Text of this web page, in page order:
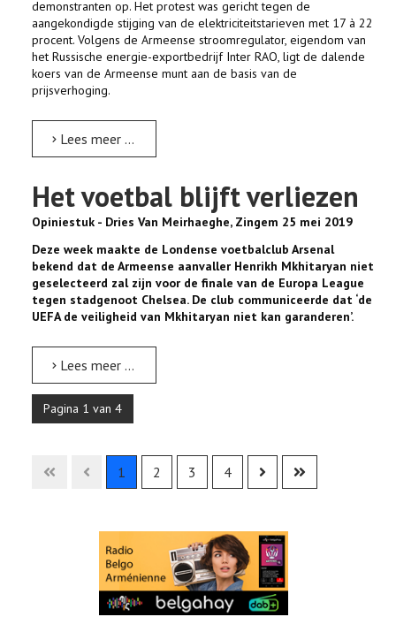
demonstranten op. Het protest was gericht tegen de
aangekondigde stijging van de elektriciteitstarieven met 17 à 22
procent. Volgens de Armeense stroomregulator, eigendom van
het Russische energie-exportbedrijf Inter RAO, ligt de dalende
koers van de Armeense munt aan de basis van de
prijsverhoging.
Lees meer …
Het voetbal blijft verliezen
Opiniestuk - Dries Van Meirhaeghe, Zingem 25 mei 2019
Deze week maakte de Londense voetbalclub Arsenal
bekend dat de Armeense aanvaller Henrikh Mkhitaryan niet
geselecteerd zal zijn voor de finale van de Europa League
tegen stadgenoot Chelsea. De club communiceerde dat ‘de
UEFA de veiligheid van Mkhitaryan niet kan garanderen’.
Lees meer …
Pagina 1 van 4
1 2 3 4